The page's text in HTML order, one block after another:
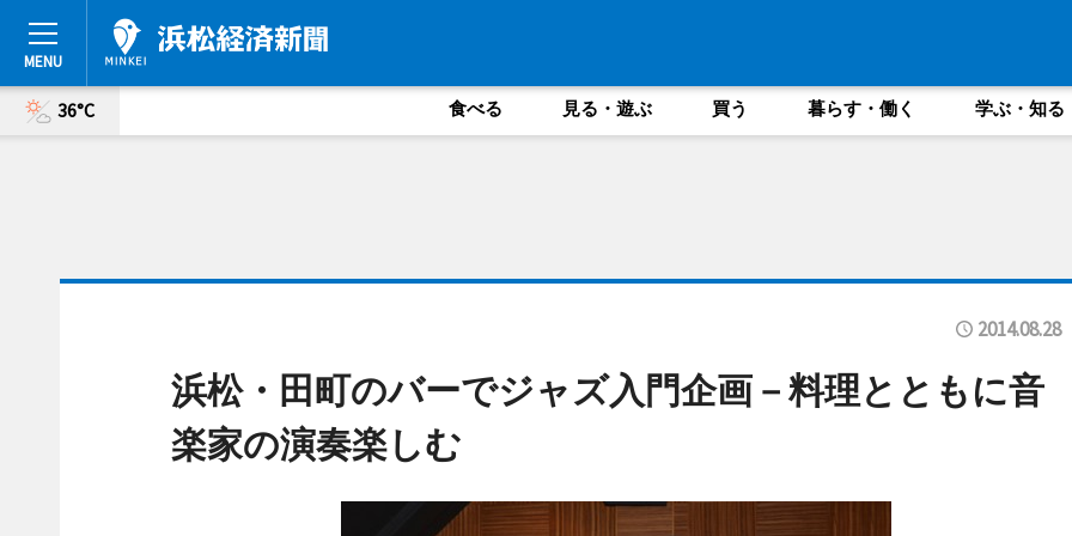
36°C 食べる 見る・遊ぶ 買う 暮らす・働く 学ぶ・知る
2014.08.28
浜松・田町のバーでジャズ入門企画－料理とともに音
楽家の演奏楽しむ